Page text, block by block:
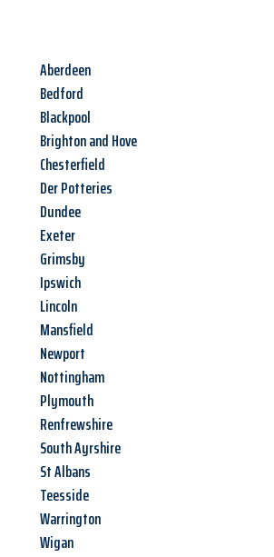
Aberdeen
Bedford
Blackpool
Brighton and Hove
Chesterfield
Der Potteries
Dundee
Exeter
Grimsby
Ipswich
Lincoln
Mansfield
Newport
Nottingham
Plymouth
Renfrewshire
South Ayrshire
St Albans
Teesside
Warrington
Wigan